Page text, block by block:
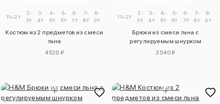
1½-2Y
2-
3Y
3-
4Y
4-
5Y
5-
6Y
6-
7Y
7-
8Y
8-
9Y
Костюм из 2 предметов из смеси
льна
4520 ₽
1½-2Y
2-
3Y
3-
4Y
4-
5Y
5-
6Y
6-
7Y
7-
8Y
8-
9Y
Брюки из смеси льна с
регулируемым шнурком
3540 ₽